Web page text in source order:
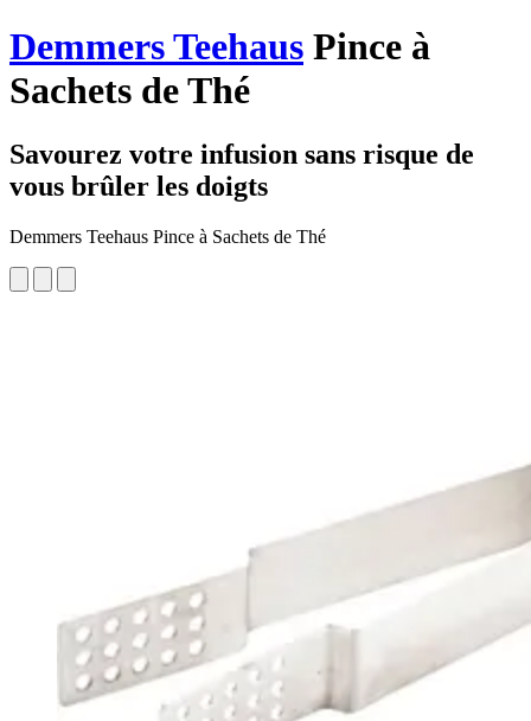
Demmers Teehaus Pince à
Sachets de Thé
Savourez votre infusion sans risque de
vous brûler les doigts
Demmers Teehaus Pince à Sachets de Thé